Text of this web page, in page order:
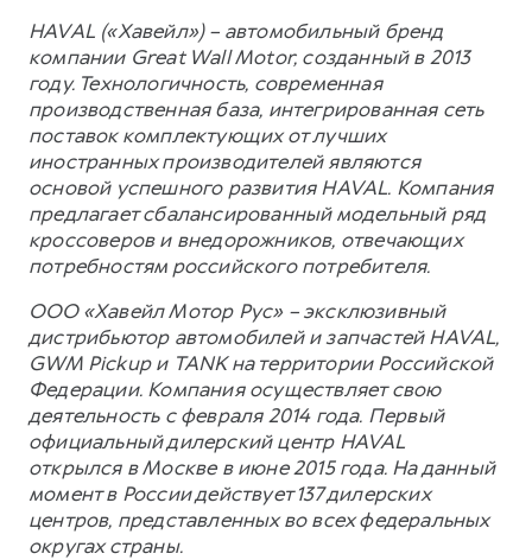
HAVAL («Хавейл») – автомобильный бренд
компании Great Wall Motor, созданный в 2013
году. Технологичность, современная
производственная база, интегрированная сеть
поставок комплектующих от лучших
иностранных производителей являются
основой успешного развития HAVAL. Компания
предлагает сбалансированный модельный ряд
кроссоверов и внедорожников, отвечающих
потребностям российского потребителя.
ООО «Хавейл Мотор Рус» – эксклюзивный
дистрибьютор автомобилей и запчастей HAVAL,
GWM Pickup и TANK на территории Российской
Федерации. Компания осуществляет свою
деятельность с февраля 2014 года. Первый
официальный дилерский центр HAVAL
открылся в Москве в июне 2015 года. На данный
момент в России действует 137 дилерских
центров, представленных во всех федеральных
округах страны.